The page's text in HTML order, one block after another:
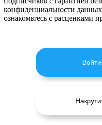
конфиденциальности
ознакомьтесь с расценками
Войти